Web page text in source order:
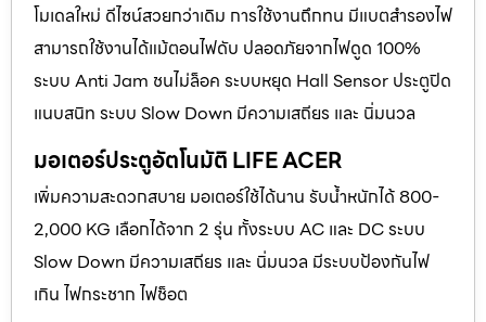
โมเดลใหม่ ดีไซน์สวยกว่าเดิม การใช้งานถึกทน มีแบตสำรองไฟ
สามารถใช้งานได้แม้ตอนไฟดับ ปลอดภัยจากไฟดูด 100%
ระบบ Anti Jam ชนไม่ล็อค ระบบหยุด Hall Sensor ประตูปิด
แนบสนิท ระบบ Slow Down มีความเสถียร และ นิ่มนวล
มอเตอร์ประตูอัตโนมัติ LIFE ACER
เพิ่มความสะดวกสบาย มอเตอร์ใช้ได้นาน รับน้ำหนักได้ 800-
2,000 KG เลือกได้จาก 2 รุ่น ทั้งระบบ AC และ DC ระบบ
Slow Down มีความเสถียร และ นิ่มนวล มีระบบป้องกันไฟ
เกิน ไฟกระชาก ไฟช็อต